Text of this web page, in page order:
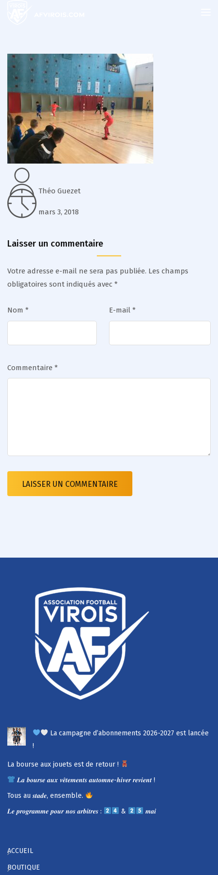
Théo Guezet
mars 3, 2018
Laisser un commentaire
Votre adresse e-mail ne sera pas publiée. Les champs
obligatoires sont indiqués avec *
Nom * E-mail *
Commentaire *
La campagne d’abonnements 2026-2027 est lancée
!
La bourse aux jouets est de retour !
𝑳𝒂 𝒃𝒐𝒖𝒓𝒔𝒆 𝒂𝒖𝒙 𝒗𝒆̂𝒕𝒆𝒎𝒆𝒏𝒕𝒔 𝒂𝒖𝒕𝒐𝒎𝒏𝒆-𝒉𝒊𝒗𝒆𝒓 𝒓𝒆𝒗𝒊𝒆𝒏𝒕 !
Tous au 𝒔𝒕𝒂𝒅𝒆, ensemble.
𝑳𝒆 𝒑𝒓𝒐𝒈𝒓𝒂𝒎𝒎𝒆 𝒑𝒐𝒖𝒓 𝒏𝒐𝒔 𝒂𝒓𝒃𝒊𝒕𝒓𝒆𝒔 :
& 𝒎𝒂𝒊
ACCUEIL
BOUTIQUE